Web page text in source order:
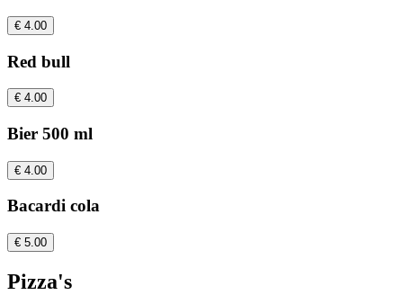
€ 4.00
Red bull
€ 4.00
Bier 500 ml
€ 4.00
Bacardi cola
€ 5.00
Pizza's